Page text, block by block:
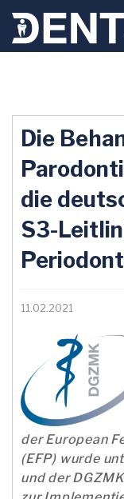
springen
Die
die
S3-
11.02.2021
der European
(EFP) wurde
und der